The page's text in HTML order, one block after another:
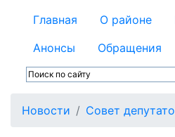
Главная О районе
Анонсы
Обращения
Новости Совет